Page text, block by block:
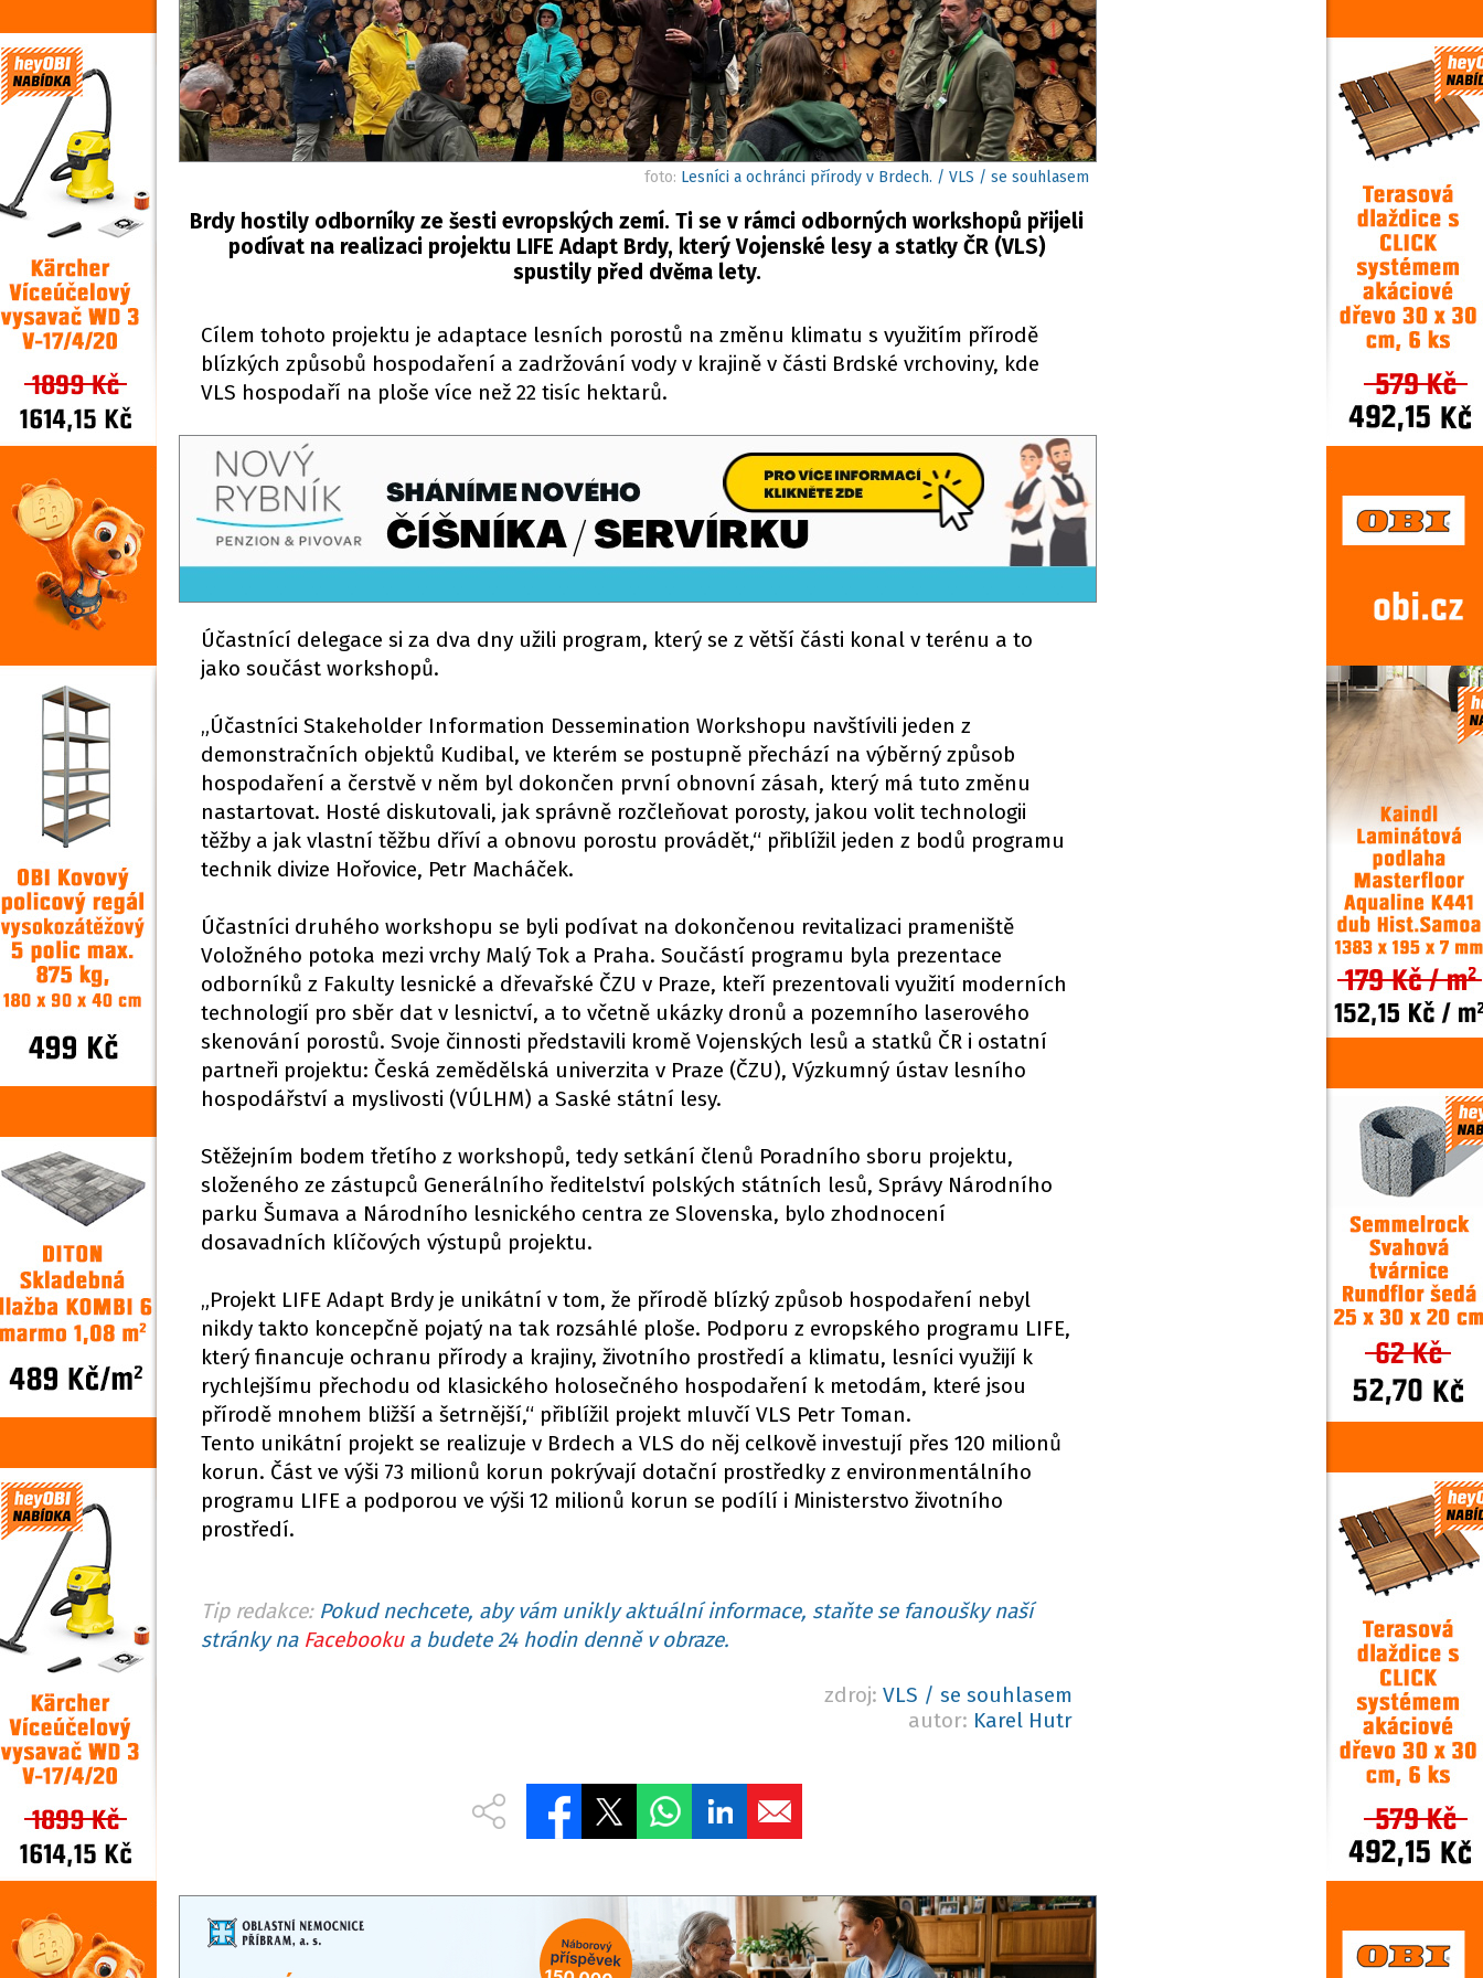
foto: Lesníci a ochránci přírody v Brdech. / VLS / se souhlasem
Brdy hostily odborníky ze šesti evropských zemí. Ti se v rámci odborných workshopů přijeli
podívat na realizaci projektu LIFE Adapt Brdy, který Vojenské lesy a statky ČR (VLS)
spustily před dvěma lety.
Cílem tohoto projektu je adaptace lesních porostů na změnu klimatu s využitím přírodě
blízkých způsobů hospodaření a zadržování vody v krajině v části Brdské vrchoviny, kde
VLS hospodaří na ploše více než 22 tisíc hektarů.
Účastnící delegace si za dva dny užili program, který se z větší části konal v terénu a to
jako součást workshopů.
„Účastníci Stakeholder Information Dessemination Workshopu navštívili jeden z
demonstračních objektů Kudibal, ve kterém se postupně přechází na výběrný způsob
hospodaření a čerstvě v něm byl dokončen první obnovní zásah, který má tuto změnu
nastartovat. Hosté diskutovali, jak správně rozčleňovat porosty, jakou volit technologii
těžby a jak vlastní těžbu dříví a obnovu porostu provádět,“ přiblížil jeden z bodů programu
technik divize Hořovice, Petr Macháček.
Účastníci druhého workshopu se byli podívat na dokončenou revitalizaci prameniště
Voložného potoka mezi vrchy Malý Tok a Praha. Součástí programu byla prezentace
odborníků z Fakulty lesnické a dřevařské ČZU v Praze, kteří prezentovali využití moderních
technologií pro sběr dat v lesnictví, a to včetně ukázky dronů a pozemního laserového
skenování porostů. Svoje činnosti představili kromě Vojenských lesů a statků ČR i ostatní
partneři projektu: Česká zemědělská univerzita v Praze (ČZU), Výzkumný ústav lesního
hospodářství a myslivosti (VÚLHM) a Saské státní lesy.
Stěžejním bodem třetího z workshopů, tedy setkání členů Poradního sboru projektu,
složeného ze zástupců Generálního ředitelství polských státních lesů, Správy Národního
parku Šumava a Národního lesnického centra ze Slovenska, bylo zhodnocení
dosavadních klíčových výstupů projektu.
„Projekt LIFE Adapt Brdy je unikátní v tom, že přírodě blízký způsob hospodaření nebyl
nikdy takto koncepčně pojatý na tak rozsáhlé ploše. Podporu z evropského programu LIFE,
který financuje ochranu přírody a krajiny, životního prostředí a klimatu, lesníci využijí k
rychlejšímu přechodu od klasického holosečného hospodaření k metodám, které jsou
přírodě mnohem bližší a šetrnější,“ přiblížil projekt mluvčí VLS Petr Toman.
Tento unikátní projekt se realizuje v Brdech a VLS do něj celkově investují přes 120 milionů
korun. Část ve výši 73 milionů korun pokrývají dotační prostředky z environmentálního
programu LIFE a podporou ve výši 12 milionů korun se podílí i Ministerstvo životního
prostředí.
Tip redakce: Pokud nechcete, aby vám unikly aktuální informace, staňte se fanoušky naší
stránky na Facebookua budete 24 hodin denně v obraze.
zdroj: VLS / se souhlasem
autor: Karel Hutr